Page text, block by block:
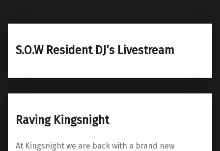
S.O.W Resident DJ’s Livestream
Raving Kingsnight
At Kingsnight we are back with a brand new